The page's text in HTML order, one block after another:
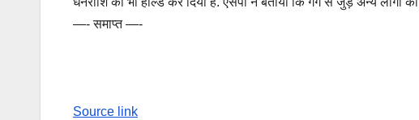
—- समाप्त —-
Source link